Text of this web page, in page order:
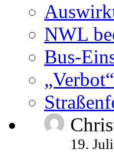
NWL
Bus-
19.